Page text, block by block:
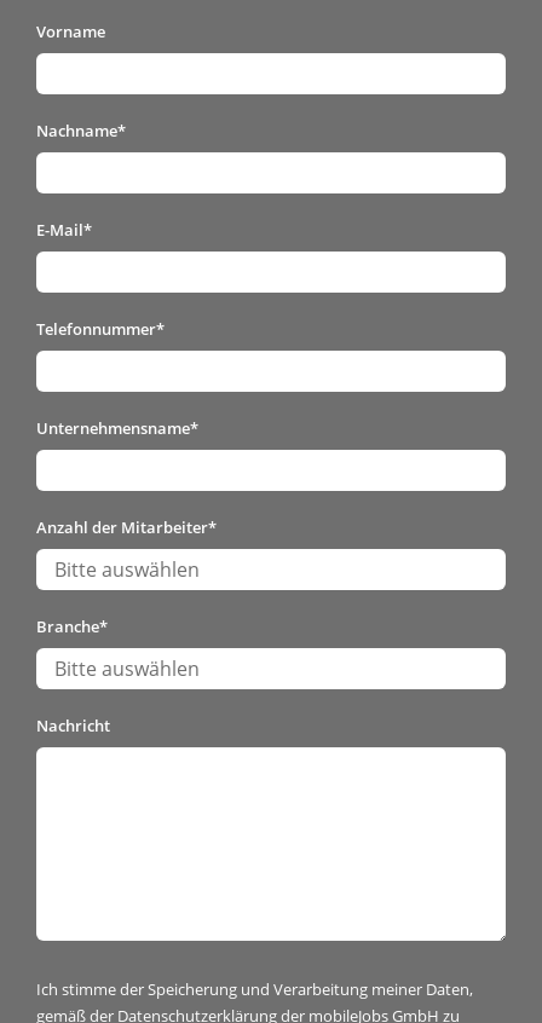
Vorname
Nachname*
E-Mail*
Telefonnummer*
Unternehmensname*
Anzahl der Mitarbeiter*
Branche*
Nachricht
Ich stimme der Speicherung und Verarbeitung meiner Daten,
gemäß der Datenschutzerklärungder mobileJobs GmbH zu